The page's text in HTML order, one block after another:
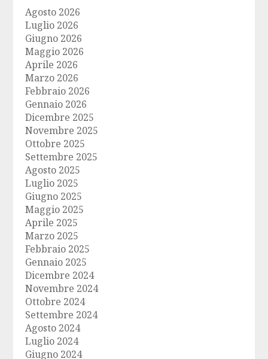
Agosto 2026
Luglio 2026
Giugno 2026
Maggio 2026
Aprile 2026
Marzo 2026
Febbraio 2026
Gennaio 2026
Dicembre 2025
Novembre 2025
Ottobre 2025
Settembre 2025
Agosto 2025
Luglio 2025
Giugno 2025
Maggio 2025
Aprile 2025
Marzo 2025
Febbraio 2025
Gennaio 2025
Dicembre 2024
Novembre 2024
Ottobre 2024
Settembre 2024
Agosto 2024
Luglio 2024
Giugno 2024